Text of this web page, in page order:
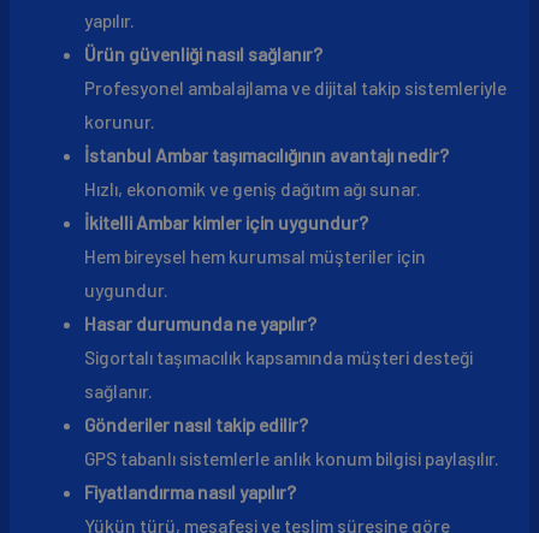
yapılır.
Ürün güvenliği nasıl sağlanır?
Profesyonel ambalajlama ve dijital takip sistemleriyle
korunur.
İstanbul Ambar taşımacılığının avantajı nedir?
Hızlı, ekonomik ve geniş dağıtım ağı sunar.
İkitelli Ambar kimler için uygundur?
Hem bireysel hem kurumsal müşteriler için
uygundur.
Hasar durumunda ne yapılır?
Sigortalı taşımacılık kapsamında müşteri desteği
sağlanır.
Gönderiler nasıl takip edilir?
GPS tabanlı sistemlerle anlık konum bilgisi paylaşılır.
Fiyatlandırma nasıl yapılır?
Yükün türü, mesafesi ve teslim süresine göre